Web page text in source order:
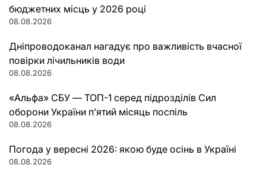
бюджетних місць у 2026 році
08.08.2026
Дніпроводоканал нагадує про важливість вчасної
повірки лічильників води
08.08.2026
«Альфа» СБУ — ТОП-1 серед підрозділів Сил
оборони України п’ятий місяць поспіль
08.08.2026
Погода у вересні 2026: якою буде осінь в Україні
08.08.2026